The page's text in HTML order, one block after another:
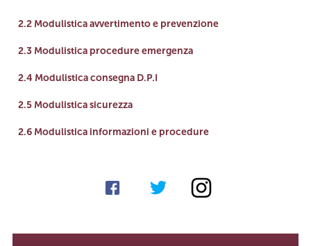
2.2 Modulistica avvertimento e prevenzione
2.3 Modulistica procedure emergenza
2.4 Modulistica consegna D.P.I
2.5 Modulistica sicurezza
2.6 Modulistica informazioni e procedure